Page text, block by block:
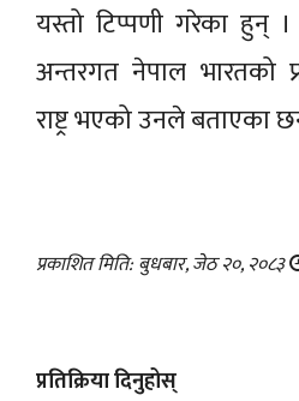
यस्तो टिप्पणी गरेका हुन्
अन्तरगत नेपाल भारतको
राष्ट्र भएको उनले बताएका
प्रकाशित मिति: बुधबार, जेठ २०, २०८३
प्रतिक्रिया दिनुहोस्